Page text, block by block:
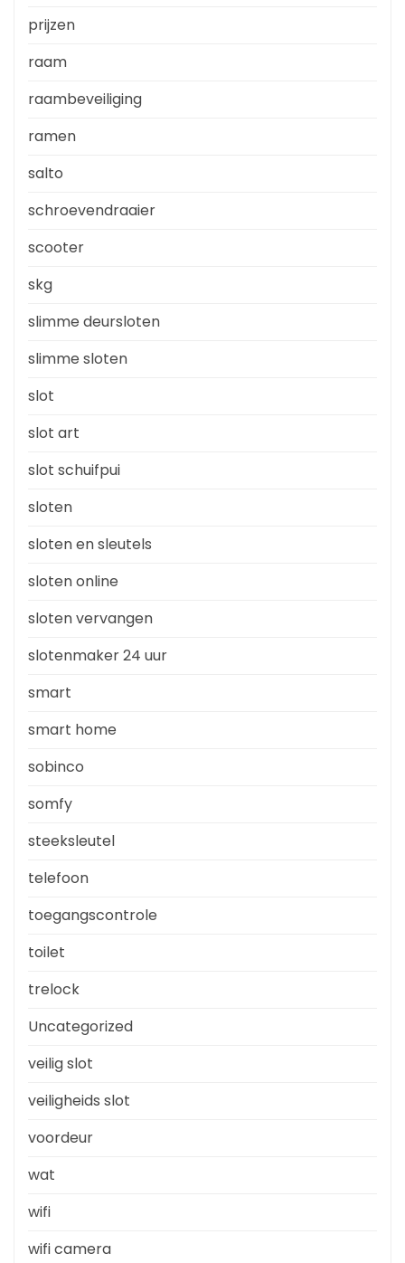
prijzen
raam
raambeveiliging
ramen
salto
schroevendraaier
scooter
skg
slimme deursloten
slimme sloten
slot
slot art
slot schuifpui
sloten
sloten en sleutels
sloten online
sloten vervangen
slotenmaker 24 uur
smart
smart home
sobinco
somfy
steeksleutel
telefoon
toegangscontrole
toilet
trelock
Uncategorized
veilig slot
veiligheids slot
voordeur
wat
wifi
wifi camera